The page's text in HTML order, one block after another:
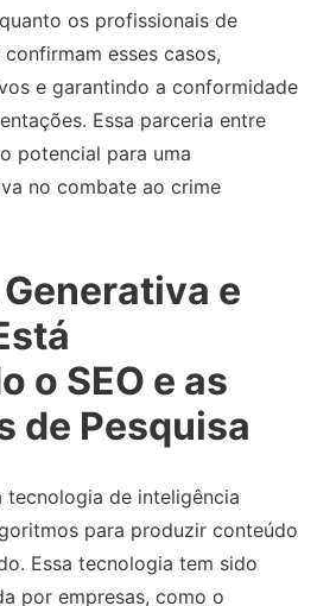
os profissionais de
esses casos,
e garantindo a conformidade
Essa parceria entre
potencial para uma
no combate ao crime
Generativa e
o SEO e as
de Pesquisa
tecnologia de inteligência
para produzir conteúdo
Essa tecnologia tem sido
por empresas, como o